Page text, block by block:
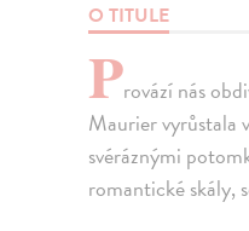
O TITULE
Provází nás
Maurier vyrůstala
svéráznými
romantické skály,